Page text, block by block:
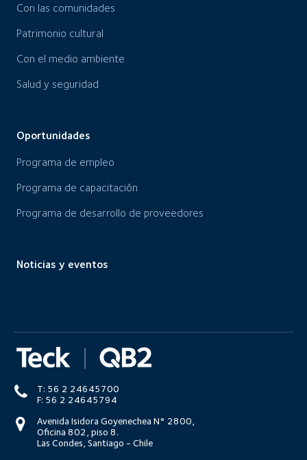
Con las comunidades
Patrimonio cultural
Con el medio ambiente
Salud y seguridad
Oportunidades
Programa de empleo
Programa de capacitación
Programa de desarrollo de proveedores
Noticias y eventos
T: 56 2 24645700
F: 56 2 24645794
Avenida Isidora Goyenechea N° 2800,
Oficina 802, piso 8.
Las Condes, Santiago - Chile